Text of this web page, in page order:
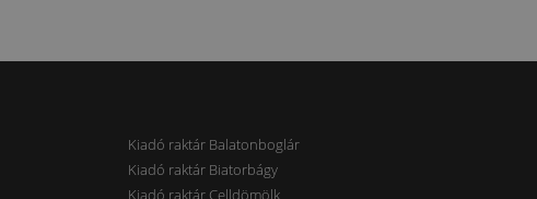
Kiadó raktár Balatonboglár
Kiadó raktár Biatorbágy
Kiadó raktár Celldömölk